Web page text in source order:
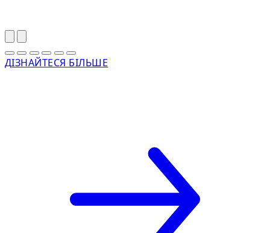
ДІЗНАЙТЕСЯ БІЛЬШЕ